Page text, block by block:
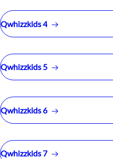
Qwhizzkids 4
Qwhizzkids 5
Qwhizzkids 6
Qwhizzkids 7